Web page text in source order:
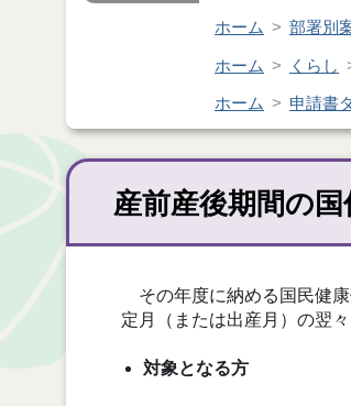
ホーム 部署別
ホーム くらし
ホーム 申請書
産前産後期間の
その年度に納める国民健
定月（または出産月）の翌
対象となる方